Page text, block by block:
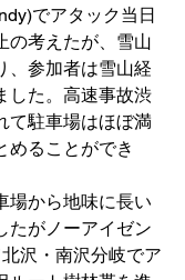
でアタック当日
の考えたが、雪山
、参加者は雪山経
した。高速事故渋
て駐車場はほぼ満
めることができ
場から地味に長い
たがノーアイゼン
沢・南沢分岐でア